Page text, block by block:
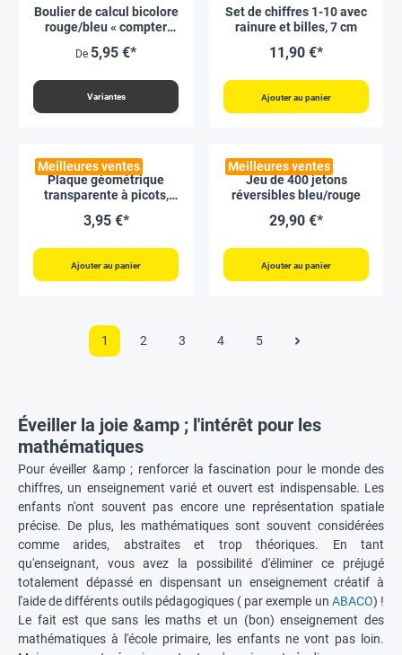
Boulier de calcul bicolore
rouge/bleu « compter
RE-Wood®
De 5,95 €*
Variantes
Set de chiffres 1-10 avec
rainure et billes, 7 cm
11,90 €*
Ajouter au panier
Meilleures ventes
Plaque géométrique
transparente à picots,
3,95 €*
Ajouter au panier
Meilleures ventes
Jeu de 400 jetons
réversibles bleu/rouge
29,90 €*
Ajouter au panier
1 2 3 4 5
Éveiller la joie &amp ; l'intérêt pour les
mathématiques
Pour éveiller &amp ; renforcer la fascination pour le monde des
chiffres, un enseignement varié et ouvert est indispensable. Les
enfants n'ont souvent pas encore une représentation spatiale
précise. De plus, les mathématiques sont souvent considérées
comme arides, abstraites et trop théoriques. En tant
qu'enseignant, vous avez la possibilité d'éliminer ce préjugé
totalement dépassé en dispensant un enseignement créatif à
l'aide de différents outils pédagogiques ( par exemple un ABACO) !
Le fait est que sans les maths et un (bon) enseignement des
mathématiques à l'école primaire, les enfants ne vont pas loin.